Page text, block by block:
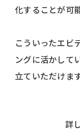
化することが可
こういったエビ
ングに活かして
立ていただけます
詳